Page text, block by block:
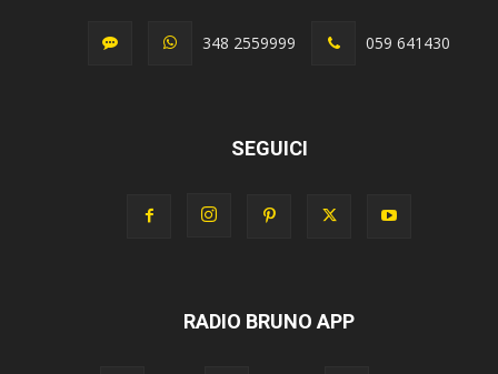
348 2559999 059 641430
SEGUICI
RADIO BRUNO APP